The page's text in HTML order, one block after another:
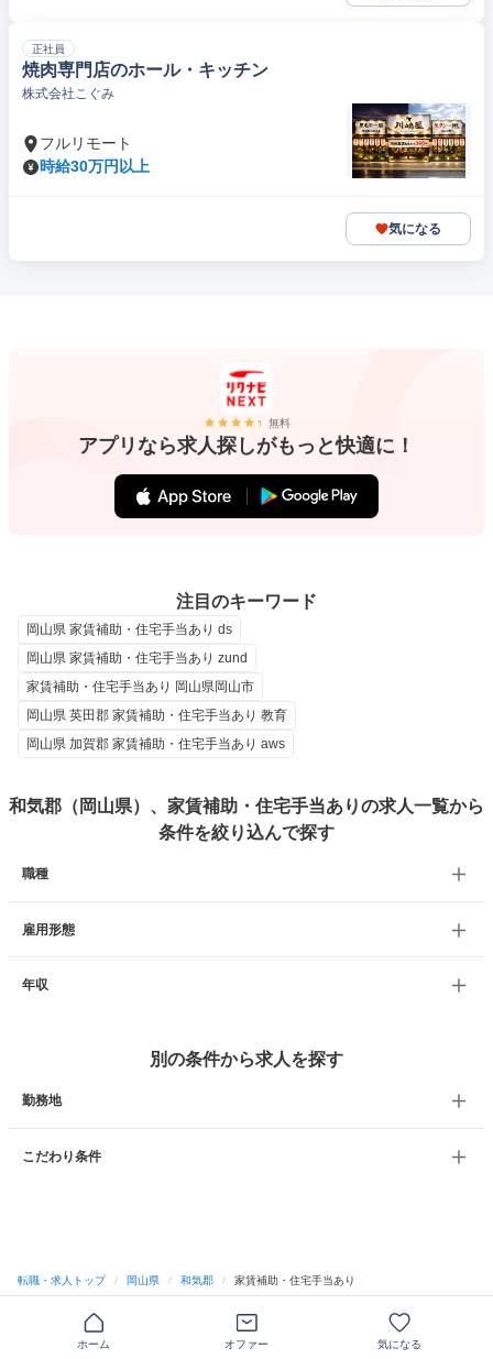
正社員
焼肉専門店のホール・キッチン
株式会社こぐみ
フルリモート
時給30万円以上
気になる
無料
アプリなら求人探しがもっと快適に！
注目のキーワード
岡山県 家賃補助・住宅手当あり ds
岡山県 家賃補助・住宅手当あり zund
家賃補助・住宅手当あり 岡山県岡山市
岡山県 英田郡 家賃補助・住宅手当あり 教育
岡山県 加賀郡 家賃補助・住宅手当あり aws
和気郡（岡山県）、家賃補助・住宅手当ありの求人一覧から
条件を絞り込んで探す
職種
雇用形態
年収
別の条件から求人を探す
勤務地
こだわり条件
転職・求人トップ / 岡山県 / 和気郡 / 家賃補助・住宅手当あり
ホーム オファー 気になる